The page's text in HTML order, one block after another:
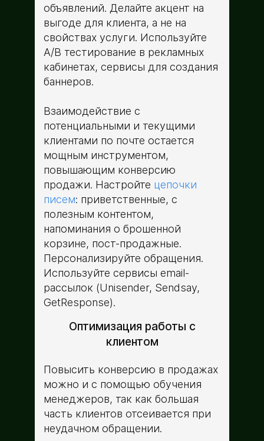
объявлений. Делайте акцент на
выгоде для клиента, а не на
свойствах услуги. Используйте
A/B тестирование в рекламных
кабинетах, сервисы для создания
баннеров.
Взаимодействие с
потенциальными и текущими
клиентами по почте остается
мощным инструментом,
повышающим конверсию
продажи. Настройте цепочки
писем: приветственные, с
полезным контентом,
напоминания о брошенной
корзине, пост-продажные.
Персонализируйте обращения.
Используйте сервисы email-
рассылок (Unisender, Sendsay,
GetResponse).
Оптимизация работы с
клиентом
Повысить конверсию в продажах
можно и с помощью обучения
менеджеров, так как большая
часть клиентов отсеивается при
неудачном обращении.